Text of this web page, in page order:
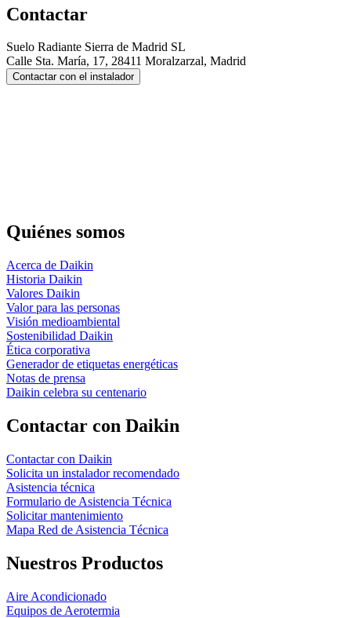
Contactar
Suelo Radiante Sierra de Madrid SL
Calle Sta. María, 17, 28411 Moralzarzal, Madrid
Contactar con el instalador
Quiénes somos
Acerca de Daikin
Historia Daikin
Valores Daikin
Valor para las personas
Visión medioambiental
Sostenibilidad Daikin
Ética corporativa
Generador de etiquetas energéticas
Notas de prensa
Daikin celebra su centenario
Contactar con Daikin
Contactar con Daikin
Solicita un instalador recomendado
Asistencia técnica
Formulario de Asistencia Técnica
Solicitar mantenimiento
Mapa Red de Asistencia Técnica
Nuestros Productos
Aire Acondicionado
Equipos de Aerotermia